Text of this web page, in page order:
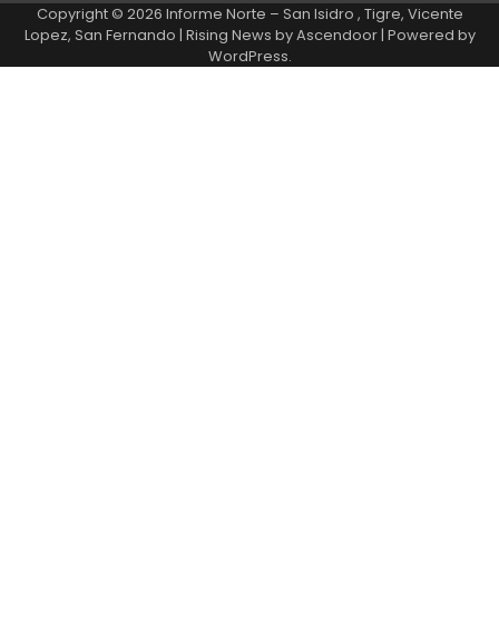
Copyright © 2026 Informe Norte – San Isidro , Tigre, Vicente
Lopez, San Fernando | Rising News byAscendoor| Powered by
WordPress.